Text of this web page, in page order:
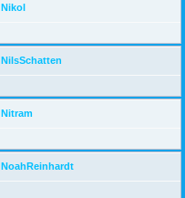
Nikol
NilsSchatten
Nitram
NoahReinhardt